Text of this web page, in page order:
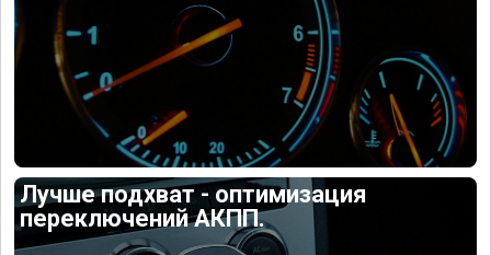
Лучше подхват - оптимизация
переключений АКПП.